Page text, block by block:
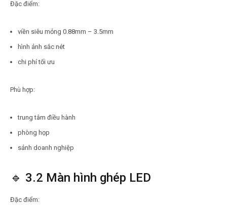
Đặc điểm:
viền siêu mỏng 0.88mm – 3.5mm
hình ảnh sắc nét
chi phí tối ưu
Phù hợp:
trung tâm điều hành
phòng họp
sảnh doanh nghiệp
🔹 3.2 Màn hình ghép LED
Đặc điểm: